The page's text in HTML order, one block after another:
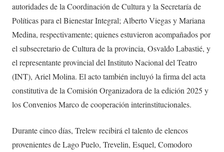
autoridades de la Coordinación de Cultura y la Secretaría de
Políticas para el Bienestar Integral; Alberto Viegas y Mariana
Medina, respectivamente; quienes estuvieron acompañados por
el subsecretario de Cultura de la provincia, Osvaldo Labastié, y
el representante provincial del Instituto Nacional del Teatro
(INT), Ariel Molina. El acto también incluyó la firma del acta
constitutiva de la Comisión Organizadora de la edición 2025 y
los Convenios Marco de cooperación interinstitucionales.
Durante cinco días, Trelew recibirá el talento de elencos
provenientes de Lago Puelo, Trevelin, Esquel, Comodoro